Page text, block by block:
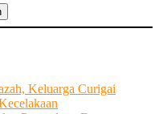
Keluarga Curigai